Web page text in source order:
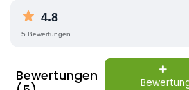
4.8
5 Bewertungen
Bewertungen